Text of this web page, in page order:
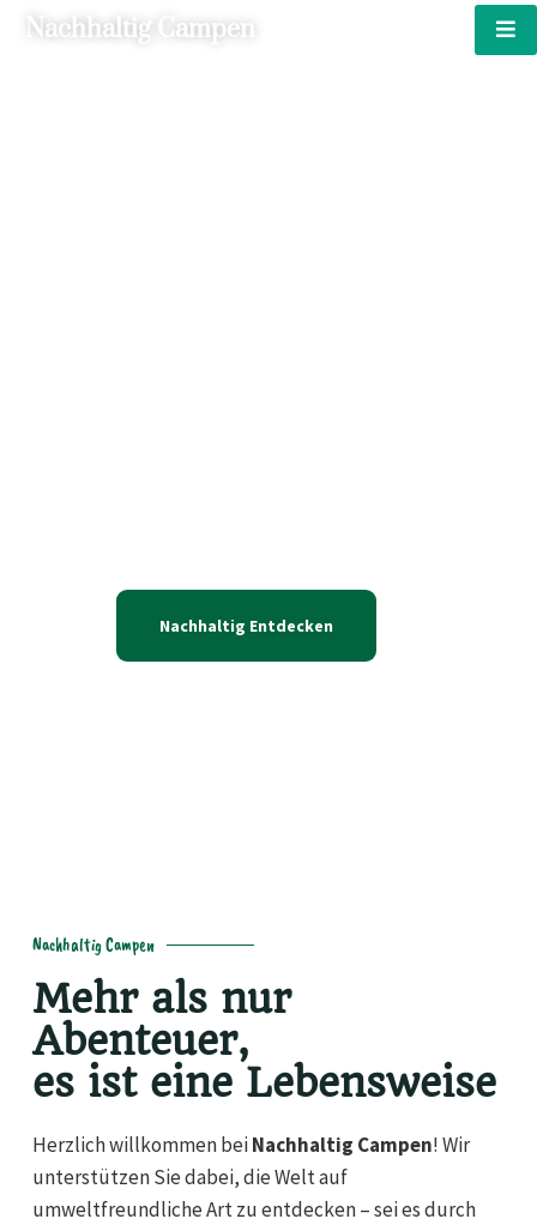
Nachhaltig Campen
Nachhaltig Entdecken
Nachhaltig Campen
Mehr als nur
Abenteuer,
es ist eine Lebensweise
Herzlich willkommen beiNachhaltig Campen! Wir
unterstützen Sie dabei, die Welt auf
umweltfreundliche Art zu entdecken – sei es durch